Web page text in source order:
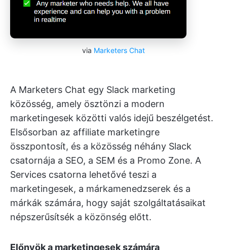
via Marketers Chat
A Marketers Chat egy Slack marketing
közösség, amely ösztönzi a modern
marketingesek közötti valós idejű beszélgetést.
Elsősorban az affiliate marketingre
összpontosít, és a közösség néhány Slack
csatornája a SEO, a SEM és a Promo Zone. A
Services csatorna lehetővé teszi a
marketingesek, a márkamenedzserek és a
márkák számára, hogy saját szolgáltatásaikat
népszerűsítsék a közönség előtt.
Előnyök a marketingesek számára